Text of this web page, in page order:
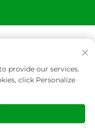
automatic control
든 권리 보유
provide our services.
click Personalize